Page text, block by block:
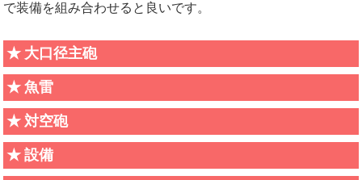
で装備を組み合わせると良いです。
大口径主砲
魚雷
対空砲
設備